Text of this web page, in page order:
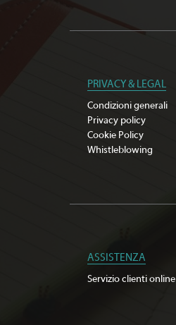
PRIVACY & LEGAL
Condizioni generali
Privacy policy
Cookie Policy
Whistleblowing
ASSISTENZA
Servizio clienti online